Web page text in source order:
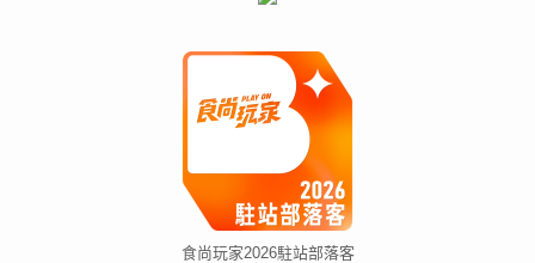
食尚玩家2026駐站部落客